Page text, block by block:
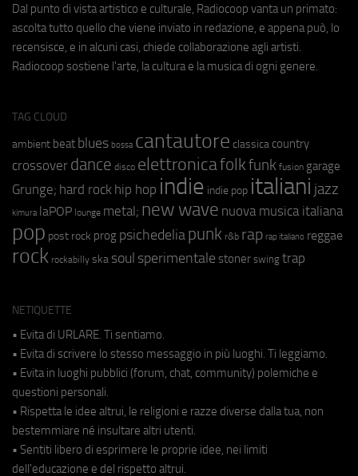
Dal punto di vista artistico e culturale, Radiocoop vanta un primato:
ascolta tutto quello che viene inviato in redazione, e appena può, lo
recensisce, e in alcuni casi, chiede collaborazione agli artisti.
Radiocoop sostiene l'arte, la cultura e la musica di ogni genere.
TAG CLOUD
ambient beat blues bossa cantautore classica country
crossover dance disco elettronicafolkfunk fusion garage
Grunge; hard rock hip hop indie indie pop italiani jazz
kimura laPOP lounge metal; new wave nuova musica italiana
pop post rock prog psichedeliapunk r&b rap rap italiano reggae
rock rockabilly ska soul sperimentale stoner swing trap
NETIQUETTE
• Evita di URLARE. Ti sentiamo.
• Evita di scrivere lo stesso messaggio in più luoghi. Ti leggiamo.
• Evita in luoghi pubblici (forum, chat, community) polemiche e
questioni personali.
• Rispetta le idee altrui, le religioni e razze diverse dalla tua, non
bestemmiare né insultare altri utenti.
• Sentiti libero di esprimere le proprie idee, nei limiti
dell'educazione e del rispetto altrui.